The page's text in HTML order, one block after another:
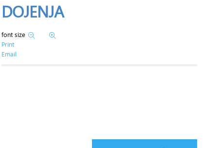
DOJENJA
font size
Print
Email